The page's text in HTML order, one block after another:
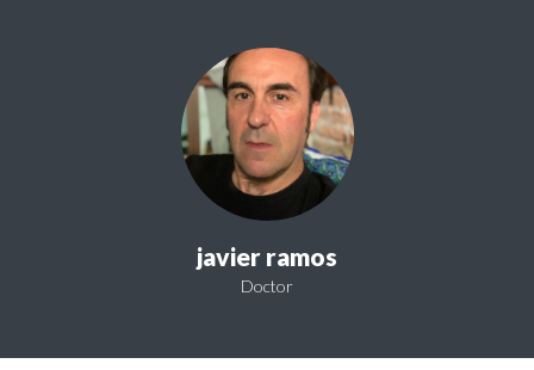
javier ramos
Doctor